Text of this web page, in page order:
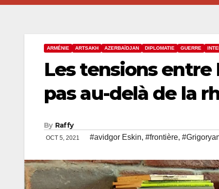
ARMÉNIE ARTSAKH AZERBAÏDJAN DIPLOMATIE GUERRE
Les tensions entre
pas au-delà de la
By Raffy
OCT 5, 2021 #avidgor Eskin, #frontière,